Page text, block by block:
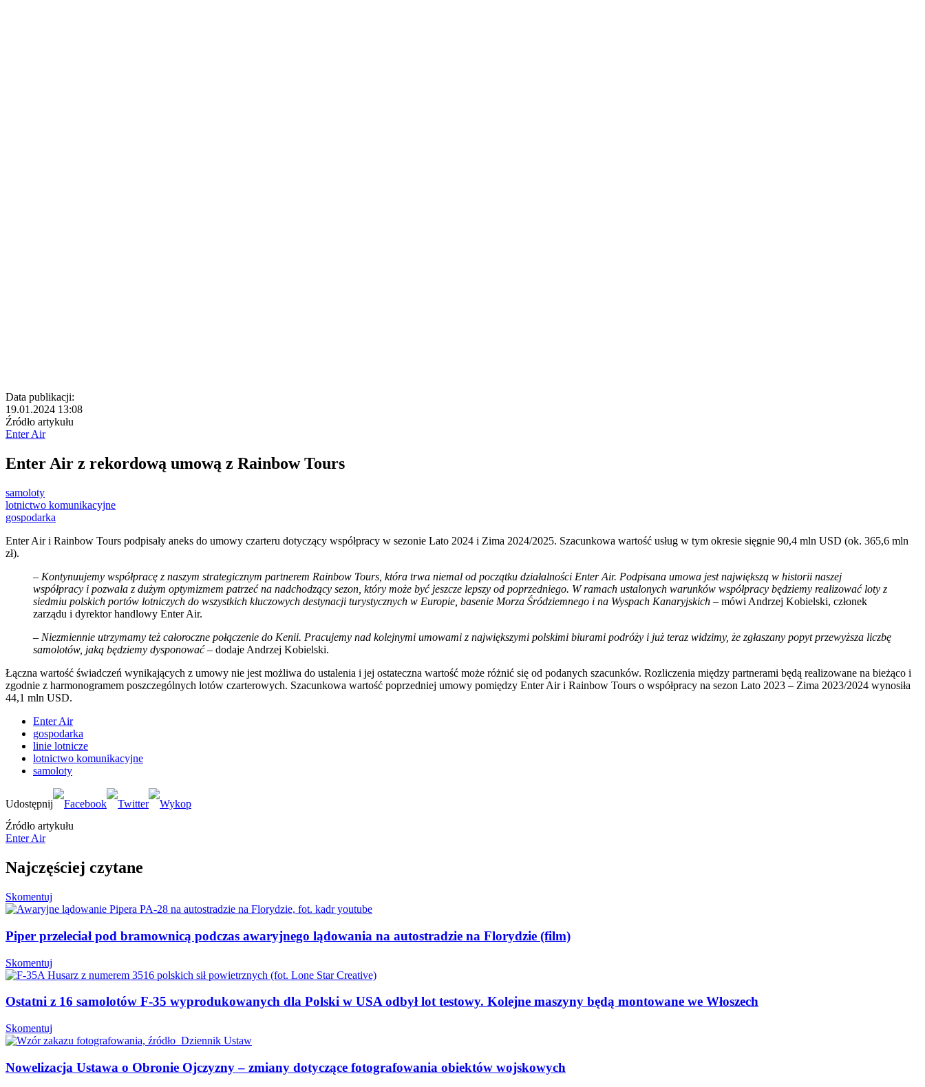
Data publikacji:
19.01.2024 13:08
Źródło artykułu
Enter Air
Enter Air z rekordową umową z Rainbow Tours
samoloty
lotnictwo komunikacyjne
gospodarka
Enter Air i Rainbow Tours podpisały aneks do umowy czarteru dotyczący współpracy w sezonie Lato 2024 i Zima 2024/2025. Szacunkowa wartość usług w tym okresie sięgnie 90,4 mln USD (ok. 365,6 mln
zł).
– Kontynuujemy współpracę z naszym strategicznym partnerem Rainbow Tours, która trwa niemal od początku działalności Enter Air. Podpisana umowa jest największą w historii naszej
współpracy i pozwala z dużym optymizmem patrzeć na nadchodzący sezon, który może być jeszcze lepszy od poprzedniego. W ramach ustalonych warunków współpracy będziemy realizować loty z
siedmiu polskich portów lotniczych do wszystkich kluczowych destynacji turystycznych w Europie, basenie Morza Śródziemnego i na Wyspach Kanaryjskich – mówi Andrzej Kobielski, członek
zarządu i dyrektor handlowy Enter Air.
– Niezmiennie utrzymamy też całoroczne połączenie do Kenii. Pracujemy nad kolejnymi umowami z największymi polskimi biurami podróży i już teraz widzimy, że zgłaszany popyt przewyższa liczbę
samolotów, jaką będziemy dysponować– dodaje Andrzej Kobielski.
Łączna wartość świadczeń wynikających z umowy nie jest możliwa do ustalenia i jej ostateczna wartość może różnić się od podanych szacunków. Rozliczenia między partnerami będą realizowane na bieżąco i
zgodnie z harmonogramem poszczególnych lotów czarterowych. Szacunkowa wartość poprzedniej umowy pomiędzy Enter Air i Rainbow Tours o współpracy na sezon Lato 2023 – Zima 2023/2024 wynosiła
44,1 mln USD.
Enter Air
gospodarka
linie lotnicze
lotnictwo komunikacyjne
samoloty
Źródło artykułu
Enter Air
Najczęściej czytane
Skomentuj
Piper przeleciał pod bramownicą podczas awaryjnego lądowania na autostradzie na Florydzie (film)
Skomentuj
Ostatni z 16 samolotów F-35 wyprodukowanych dla Polski w USA odbył lot testowy. Kolejne maszyny będą montowane we Włoszech
Skomentuj
Nowelizacja Ustawa o Obronie Ojczyzny – zmiany dotyczące fotografowania obiektów wojskowych